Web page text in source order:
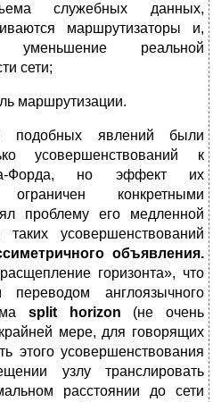
служебных данных,
маршрутизаторы и,
уменьшение реальной
сети;
маршрутизации.
подобных явлений были
усовершенствований к
Форда, но эффект их
конкретными
проблему его медленной
усовершенствований
объявления.
горизонта», что
переводом англоязычного
split horizon
(не очень
мере, для говорящих
этого усовершенствования
узлу транслировать
расстоянии до сети